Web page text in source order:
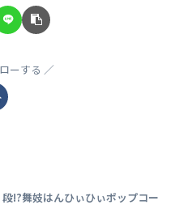
ーする
!?舞妓はんひぃひぃポップコー